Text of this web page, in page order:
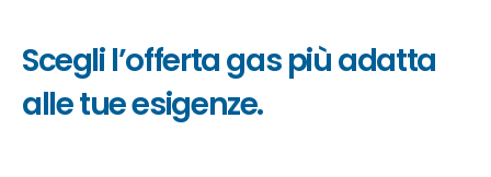
Scegli l’offerta gas più adatta
alle tue esigenze.